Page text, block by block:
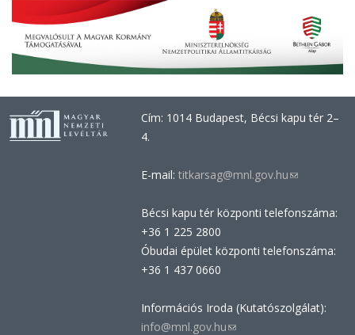
Cím: 1014 Budapest, Bécsi kapu tér 2–
4.
E-mail: titkarsag@mnl.gov.hu(link
e-
Bécsi kapu tér központi telefonszáma:
+36 1 225 2800
Óbudai épület központi telefonszáma:
+36 1 437 0660
Információs Iroda (Kutatószolgálat):
info@mnl.gov.hu(link